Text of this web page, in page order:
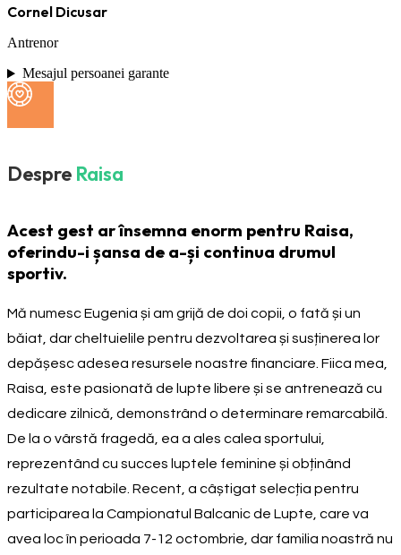
Cornel Dicusar
Antrenor
Mesajul persoanei garante
Despre Raisa
Acest gest ar însemna enorm pentru Raisa,
oferindu-i șansa de a-și continua drumul
sportiv.
Mă numesc Eugenia și am grijă de doi copii, o fată și un
băiat, dar cheltuielile pentru dezvoltarea și susținerea lor
depășesc adesea resursele noastre financiare. Fiica mea,
Raisa, este pasionată de lupte libere și se antrenează cu
dedicare zilnică, demonstrând o determinare remarcabilă.
De la o vârstă fragedă, ea a ales calea sportului,
reprezentând cu succes luptele feminine și obținând
rezultate notabile. Recent, a câștigat selecția pentru
participarea la Campionatul Balcanic de Lupte, care va
avea loc în perioada 7-12 octombrie, dar familia noastră nu